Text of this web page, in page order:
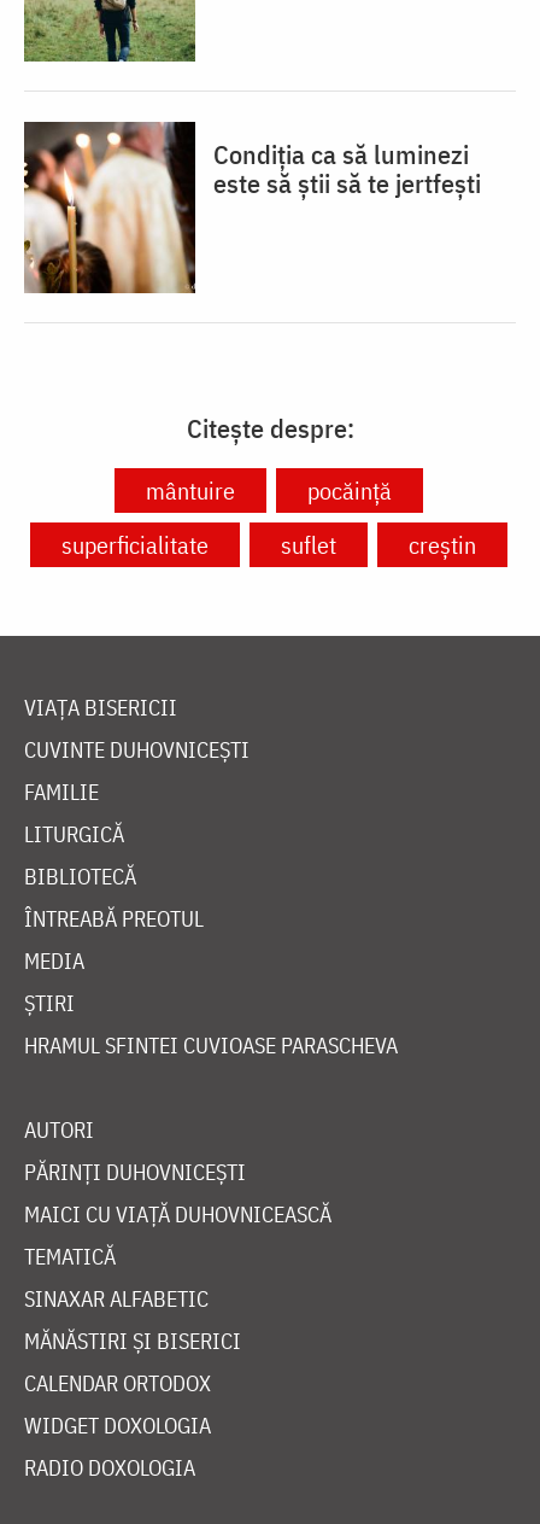
Condiția ca să luminezi
este să știi să te jertfești
Citește despre:
mântuire
pocăință
superficialitate
suflet creștin
VIAȚA BISERICII
CUVINTE DUHOVNICEȘTI
FAMILIE
LITURGICĂ
BIBLIOTECĂ
ÎNTREABĂ PREOTUL
MEDIA
ȘTIRI
HRAMUL SFINTEI CUVIOASE PARASCHEVA
AUTORI
PĂRINȚI DUHOVNICEȘTI
MAICI CU VIAȚĂ DUHOVNICEASCĂ
TEMATICĂ
SINAXAR ALFABETIC
MĂNĂSTIRI ȘI BISERICI
CALENDAR ORTODOX
WIDGET DOXOLOGIA
RADIO DOXOLOGIA